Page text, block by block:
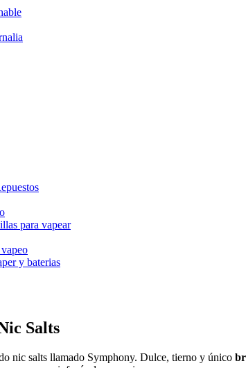
para vapear
y baterias
Salts
nic salts llamado Symphony. Dulce, tierno y único